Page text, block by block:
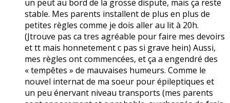
un peut au bord de la grosse dispute, mais ça reste
stable. Mes parents installent de plus en plus de
petites règles comme je dois aller au lit à 20h.
(Jtrouve pas ca tres agréable pour faire mes devoirs
et tt mais honnetement c pas si grave hein) Aussi,
mes règles ont commencées, et ça a engendré des
« tempêtes » de mauvaises humeurs. Comme le
nouvel internat de ma soeur pour épileptiques et
un peu énervant niveau transports (mes parents